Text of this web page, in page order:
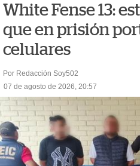
White Fense 13:
que en prisión
celulares
Por Redacción Soy502
07 de agosto de 2026, 20:57